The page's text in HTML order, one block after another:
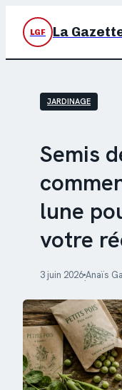
LGF La
JARDINAGE
Semis
lune
votre
3 juin 2026·Anaïs